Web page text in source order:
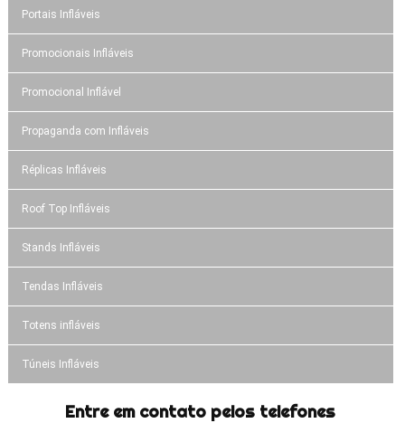
Portais Infláveis
Promocionais Infláveis
Promocional Inflável
Propaganda com Infláveis
Réplicas Infláveis
Roof Top Infláveis
Stands Infláveis
Tendas Infláveis
Totens infláveis
Túneis Infláveis
Entre em contato pelos telefones